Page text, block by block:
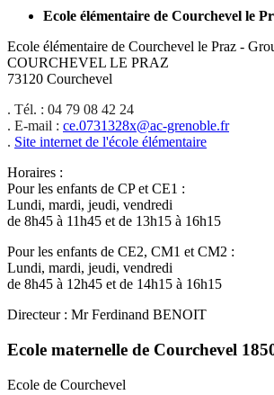
Ecole élémentaire de Courchevel le
Ecole élémentaire de Courchevel le Praz -
COURCHEVEL LE PRAZ
73120 Courchevel
. Tél. : 04 79 08 42 24
. E-mail : ce.0731328x@ac-grenoble.fr
. Site internet de l'école élémentaire
Horaires :
Pour les enfants de CP et CE1 :
Lundi, mardi, jeudi, vendredi
de 8h45 à 11h45 et de 13h15 à 16h15
Pour les enfants de CE2, CM1 et CM2 :
Lundi, mardi, jeudi, vendredi
de 8h45 à 12h45 et de 14h15 à 16h15
Directeur : Mr Ferdinand BENOIT
Ecole maternelle de Courchevel
Ecole de Courchevel